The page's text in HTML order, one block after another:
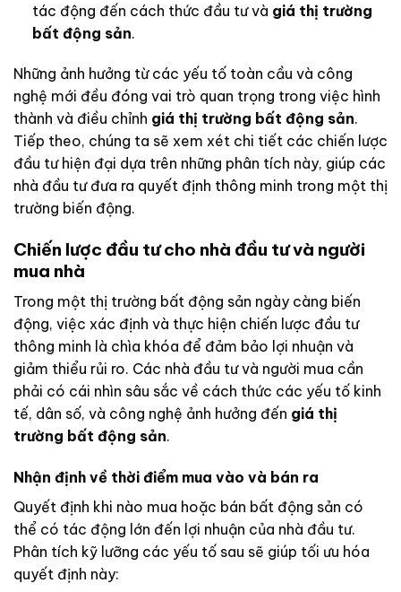
tác động đến cách thức đầu tư và giá thị trường
bất động sản.
Những ảnh hưởng từ các yếu tố toàn cầu và công
nghệ mới đều đóng vai trò quan trọng trong việc hình
thành và điều chỉnh giá thị trường bất động sản.
Tiếp theo, chúng ta sẽ xem xét chi tiết các chiến lược
đầu tư hiện đại dựa trên những phân tích này, giúp các
nhà đầu tư đưa ra quyết định thông minh trong một thị
trường biến động.
Chiến lược đầu tư cho nhà đầu tư và người
mua nhà
Trong một thị trường bất động sản ngày càng biến
động, việc xác định và thực hiện chiến lược đầu tư
thông minh là chìa khóa để đảm bảo lợi nhuận và
giảm thiểu rủi ro. Các nhà đầu tư và người mua cần
phải có cái nhìn sâu sắc về cách thức các yếu tố kinh
tế, dân số, và công nghệ ảnh hưởng đến giá thị
trường bất động sản.
Nhận định về thời điểm mua vào và bán ra
Quyết định khi nào mua hoặc bán bất động sản có
thể có tác động lớn đến lợi nhuận của nhà đầu tư.
Phân tích kỹ lưỡng các yếu tố sau sẽ giúp tối ưu hóa
quyết định này: